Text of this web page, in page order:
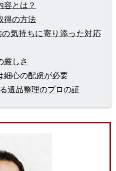
容とは？
得の方法
気持ちに寄り添った対応
厳しさ
細心の配慮が必要
遺品整理のプロの証